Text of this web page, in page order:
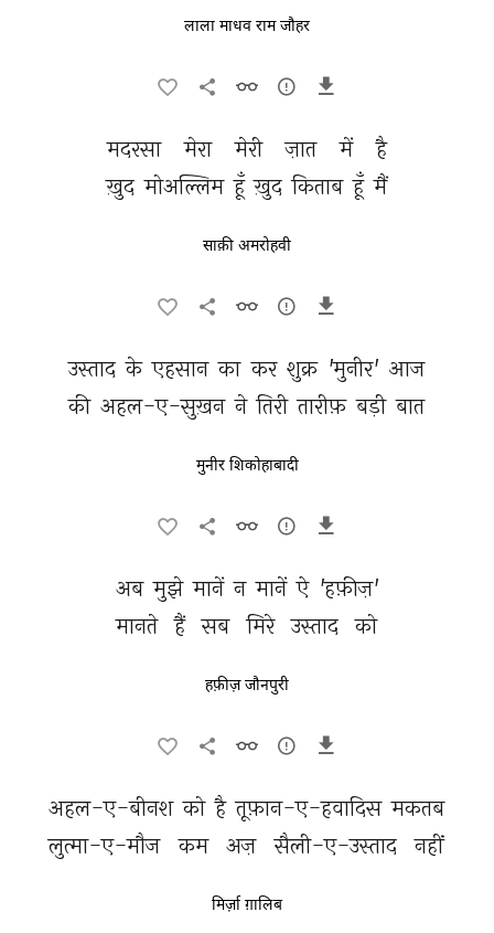
लाला माधव राम जौहर
मदरसा मेरा मेरी ज़ात में
है
ख़ुद मोअल्लिम हूँ ख़ुद किताब हूँ मैं
साक़ी अमरोहवी
उस्ताद के एहसान का कर शुक्र 'मुनीर' आज
की अहल-ए-सुख़न ने तिरी तारीफ़ बड़ी बात
मुनीर शिकोहाबादी
अब मुझे मानें न मानें ऐ 'हफ़ीज़'
मानते हैं सब मिरे उस्ताद को
हफ़ीज़ जौनपुरी
अहल-ए-बीनश को है तूफ़ान-ए-हवादिस मकतब
लुत्मा-ए-मौज
कम अज़ सैली-ए-उस्ताद नहीं
मिर्ज़ा ग़ालिब